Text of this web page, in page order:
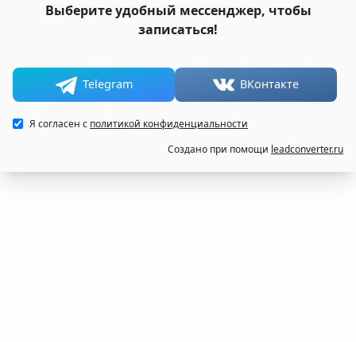
Выберите удобный мессенджер, чтобы
записаться!
Telegram ВКонтакте
Я согласен с политикой конфиденциальности
Создано при помощи leadconverter.ru